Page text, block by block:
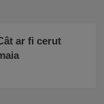
ar fi cerut